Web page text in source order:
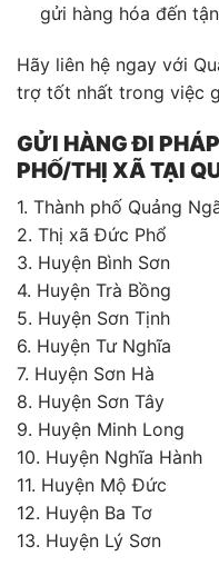
gửi hàng hóa đến
Hãy liên hệ ngay với
trợ tốt nhất trong việc
GỬI HÀNG ĐI
PHỐ/THỊ XÃ TẠI
1. Thành phố Quảng
2. Thị xã Đức Phổ
3. Huyện Bình Sơn
4. Huyện Trà Bồng
5. Huyện Sơn Tịnh
6. Huyện Tư Nghĩa
7. Huyện Sơn Hà
8. Huyện Sơn Tây
9. Huyện Minh Long
10. Huyện Nghĩa Hành
11. Huyện Mộ Đức
12. Huyện Ba Tơ
13. Huyện Lý Sơn